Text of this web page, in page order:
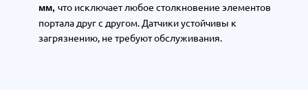
мм, что исключает любое столкновение элементов
портала друг с другом. Датчики устойчивы к
загрязнению, не требуют обслуживания.